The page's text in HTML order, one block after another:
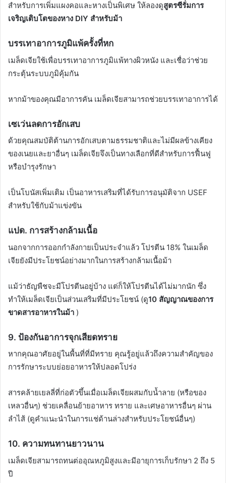
สำหรับการเพิ่มแผงคอและหางเป็นพิเศษ ให้ลองดูสูตรซีรั่มการ
เจริญเติบโตของหาง DIY สำหรับม้า
บรรเทาอาการภูมิแพ้ครั้งที่หก
เมล็ดเจียใช้เพื่อบรรเทาอาการภูมิแพ้ทางผิวหนัง และเชื่อว่าช่วย
กระตุ้นระบบภูมิคุ้มกัน
หากม้าของคุณมีอาการคัน เมล็ดเจียสามารถช่วยบรรเทาอาการได้
เซเว่นลดการอักเสบ
ด้วยคุณสมบัติต้านการอักเสบตามธรรมชาติและไม่มีผลข้างเคียง
ของเนยและยาอื่นๆ เมล็ดเจียจึงเป็นทางเลือกที่ดีสำหรับการฟื้นฟู
หรือบำรุงรักษา
เป็นโบนัสเพิ่มเติม เป็นอาหารเสริมที่ได้รับการอนุมัติจาก USEF
สำหรับใช้กับม้าแข่งขัน
แปด. การสร้างกล้ามเนื้อ
นอกจากการออกกำลังกายเป็นประจำแล้ว โปรตีน 18% ในเมล็ด
เจียยังมีประโยชน์อย่างมากในการสร้างกล้ามเนื้อม้า
แม้ว่าธัญพืชจะมีโปรตีนอยู่บ้าง แต่ก็ให้โปรตีนได้ไม่มากนัก ซึ่ง
ทำให้เมล็ดเจียเป็นส่วนเสริมที่มีประโยชน์ (ดู10 สัญญาณของการ
ขาดสารอาหารในม้า )
9. ป้องกันอาการจุกเสียดทราย
หากคุณอาศัยอยู่ในพื้นที่ที่มีทราย คุณรู้อยู่แล้วถึงความสำคัญของ
การรักษาระบบย่อยอาหารให้ปลอดโปร่ง
สารคล้ายเยลลี่ที่ก่อตัวขึ้นเมื่อเมล็ดเจียผสมกับน้ำลาย (หรือของ
เหลวอื่นๆ) ช่วยเคลื่อนย้ายอาหาร ทราย และเศษอาหารอื่นๆ ผ่าน
ลำไส้ (ดูคำแนะนำในการแช่ด้านล่างสำหรับประโยชน์อื่นๆ)
10. ความทนทานยาวนาน
เมล็ดเจียสามารถทนต่ออุณหภูมิสูงและมีอายุการเก็บรักษา 2 ถึง 5
ปี